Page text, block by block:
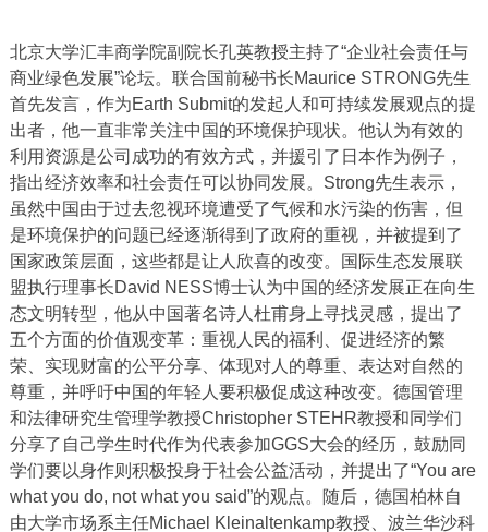
北京大学汇丰商学院副院长孔英教授主持了“企业社会责任与
商业绿色发展”论坛。联合国前秘书长Maurice STRONG先生
首先发言，作为Earth Submit的发起人和可持续发展观点的提
出者，他一直非常关注中国的环境保护现状。他认为有效的
利用资源是公司成功的有效方式，并援引了日本作为例子，
指出经济效率和社会责任可以协同发展。Strong先生表示，
虽然中国由于过去忽视环境遭受了气候和水污染的伤害，但
是环境保护的问题已经逐渐得到了政府的重视，并被提到了
国家政策层面，这些都是让人欣喜的改变。国际生态发展联
盟执行理事长David NESS博士认为中国的经济发展正在向生
态文明转型，他从中国著名诗人杜甫身上寻找灵感，提出了
五个方面的价值观变革：重视人民的福利、促进经济的繁
荣、实现财富的公平分享、体现对人的尊重、表达对自然的
尊重，并呼吁中国的年轻人要积极促成这种改变。德国管理
和法律研究生管理学教授Christopher STEHR教授和同学们
分享了自己学生时代作为代表参加GGS大会的经历，鼓励同
学们要以身作则积极投身于社会公益活动，并提出了“You are
what you do, not what you said”的观点。随后，德国柏林自
由大学市场系主任Michael Kleinaltenkamp教授、波兰华沙科